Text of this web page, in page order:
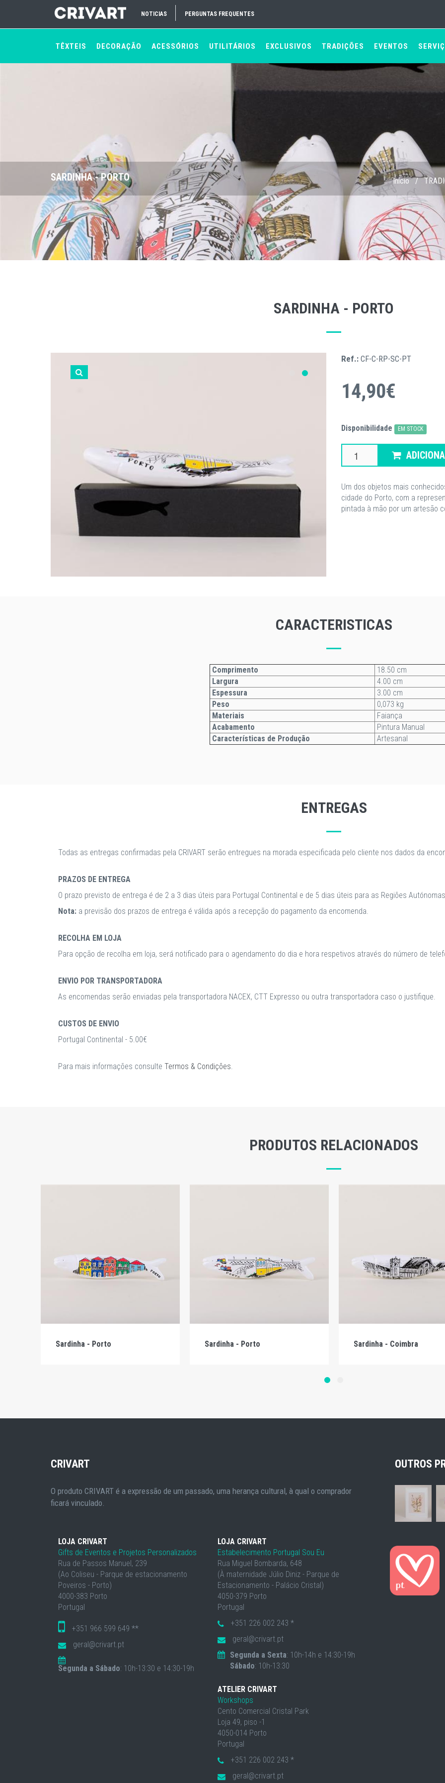
NOTICIAS PERGUNTAS FREQUENTES
TÊXTEIS DECORAÇÃO ACESSÓRIOS UTILITÁRIOS EXCLUSIVOS TRADIÇÕES EVENTOS
SARDINHA - PORTO Início /
SARDINHA - PORTO
Ref.: CF-C-RP-SC-PT
14,90€
Disponibilidade EM STOCK
Um dos objetos mais
cidade do Porto, com a
pintada à mão por um artesão
CARACTERISTICAS
Comprimento
18.50 cm
Largura
4.00 cm
Espessura
3.00 cm
Peso
0,073 kg
Materiais
Faiança
Acabamento
Pintura Manual
Características de Produção
Artesanal
ENTREGAS
Todas as entregas confirmadas pela CRIVART serão entregues na morada especificada pelo cliente nos dados da
PRAZOS DE ENTREGA
O prazo previsto de entrega é de 2 a 3 dias úteis para Portugal Continental e de 5 dias úteis para as Regiões
Nota: a previsão dos prazos de entrega é válida após a recepção do pagamento da encomenda.
RECOLHA EM LOJA
Para opção de recolha em loja, será notificado para o agendamento do dia e hora respetivos através do número de
ENVIO POR TRANSPORTADORA
As encomendas serão enviadas pela transportadora NACEX, CTT Expresso ou outra transportadora caso o justifique.
CUSTOS DE ENVIO
Portugal Continental - 5.00€
Para mais informações consulte Termos & Condições.
PRODUTOS RELACIONADOS
Sardinha - Porto Sardinha - Porto Sardinha - Coimbra
CRIVART
O produto CRIVART é a expressão de um passado, uma herança cultural, à qual o comprador
ficará vinculado.
LOJA CRIVART
Gifts de Eventos e Projetos Personalizados
Rua de Passos Manuel, 239
(Ao Coliseu - Parque de estacionamento
Poveiros - Porto)
4000-383 Porto
Portugal
+351 966 599 649 **
geral@crivart.pt
Segunda a Sábado: 10h-13:30 e 14:30-19h
LOJA CRIVART
Estabelecimento Portugal Sou Eu
Rua Miguel Bombarda, 648
(À maternidade Júlio Diniz - Parque de
Estacionamento - Palácio Cristal)
4050-379 Porto
Portugal
+351 226 002 243 *
geral@crivart.pt
Segunda a Sexta: 10h-14h e 14:30-19h
Sábado: 10h-13:30
ATELIER CRIVART
Workshops
Cento Comercial Cristal Park
Loja 49, piso -1
4050-014 Porto
Portugal
+351 226 002 243 *
geral@crivart.pt
OUTROS